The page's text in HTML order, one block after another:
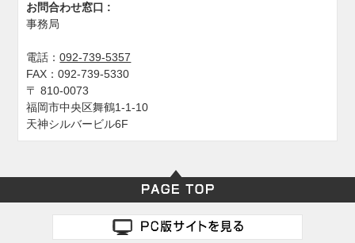
お問合わせ窓口 :
事務局
電話：092-739-5357
FAX：092-739-5330
〒810-0073
福岡市中央区舞鶴1-1-10
天神シルバービル6F